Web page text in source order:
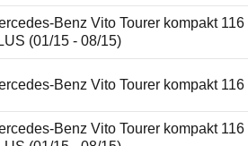
Benz Vito Tourer kompakt
(01/15 - 08/15)
Benz Vito Tourer kompakt
Benz Vito Tourer kompakt